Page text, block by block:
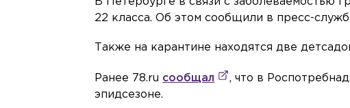
22 класса. Об этом сообщили в пресс-
Также на карантине находятся две
Ранее 78.ru сообщал
, что в
эпидсезоне.